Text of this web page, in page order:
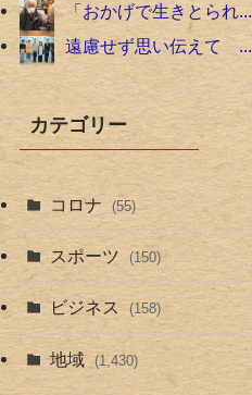
「おかげで生きとられ...
遠慮せず思い伝えて ...
カテゴリー
コロナ (55)
スポーツ (150)
ビジネス (158)
地域 (1,430)